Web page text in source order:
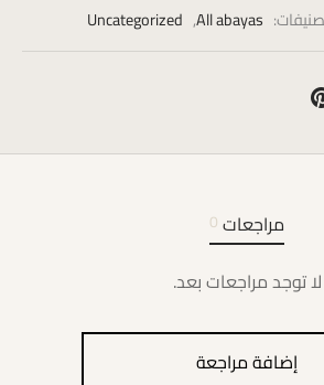
All abayas
,
Uncategorized
مراجعات0
لا توجد مراجعات بعد.
إضافة مراجعة